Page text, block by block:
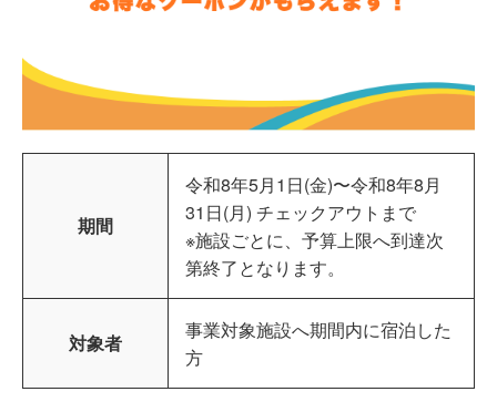
期間
令和8年5月1日(金)〜令和8年8月
31日(月) チェックアウトまで
※施設ごとに、予算上限へ到達次
第終了となります。
対象者
事業対象施設へ期間内に宿泊した
方